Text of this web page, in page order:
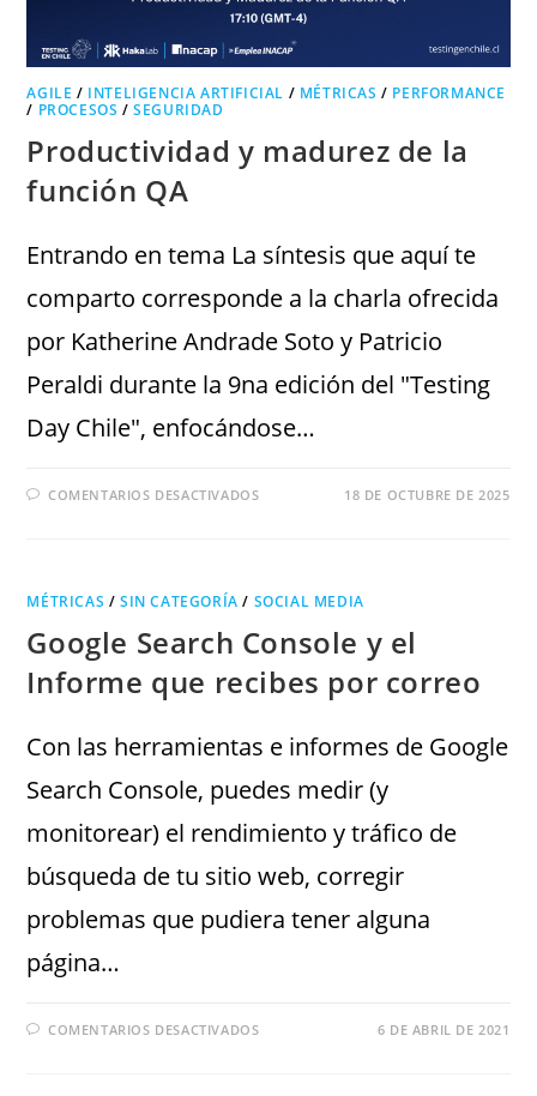
AGILE / INTELIGENCIA ARTIFICIAL / MÉTRICAS / PERFORMANCE
/ PROCESOS /SEGURIDAD
Productividad y madurez de la
función QA
Entrando en tema La síntesis que aquí te
comparto corresponde a la charla ofrecida
por Katherine Andrade Soto y Patricio
Peraldi durante la 9na edición del "Testing
Day Chile", enfocándose…
COMENTARIOS DESACTIVADOS 18 DE OCTUBRE DE 2025
MÉTRICAS /SIN CATEGORÍA / SOCIAL MEDIA
Google Search Console y el
Informe que recibes por correo
Con las herramientas e informes de Google
Search Console, puedes medir (y
monitorear) el rendimiento y tráfico de
búsqueda de tu sitio web, corregir
problemas que pudiera tener alguna
página…
COMENTARIOS DESACTIVADOS 6 DE ABRIL DE 2021